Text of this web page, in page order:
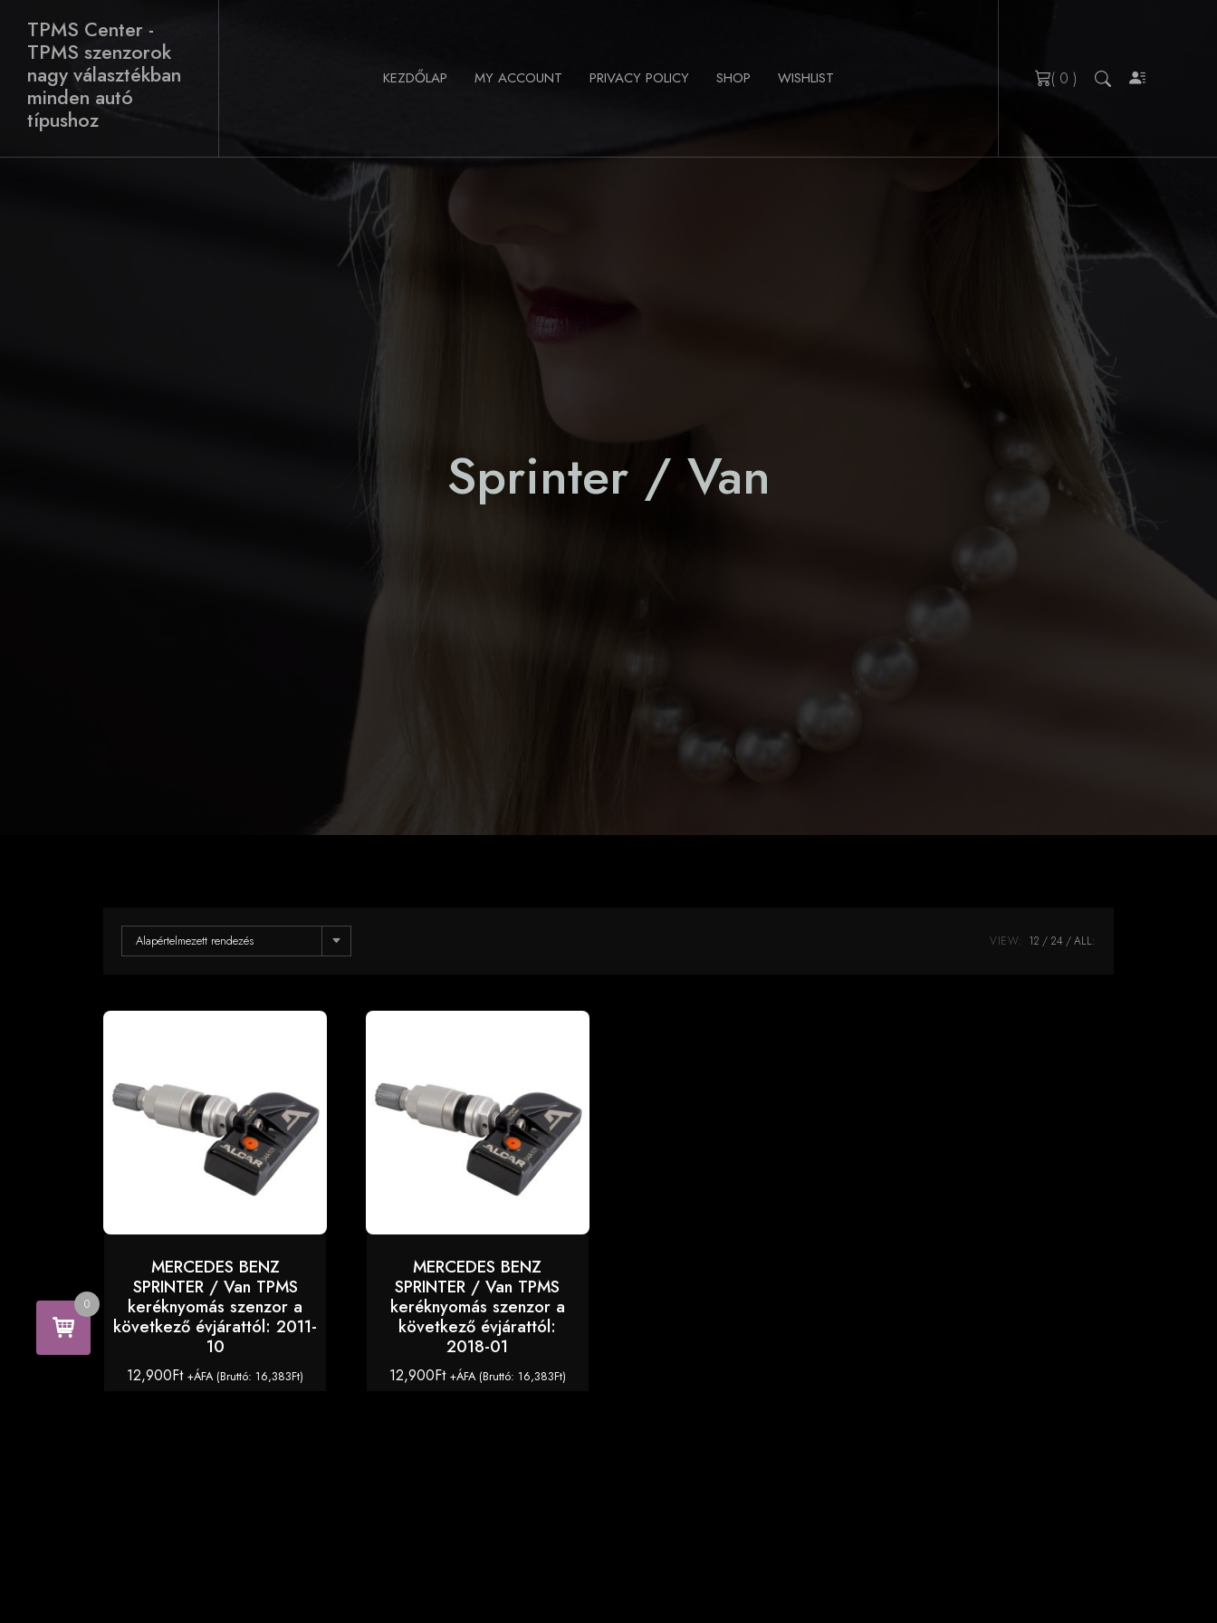
content
TPMS Center -
TPMS szenzorok
nagy választékban
minden autó
típushoz
KEZDŐLAP MY ACCOUNT PRIVACY POLICY SHOP WISHLIST ( 0 )
Sprinter / Van
Alapértelmezett rendezés VIEW: 12 24 ALL:
MERCEDES BENZ
SPRINTER / Van TPMS
keréknyomás szenzor a
következő évjárattól: 2011-
10
12,900Ft +ÁFA (Bruttó: 16,383Ft)
MERCEDES BENZ
SPRINTER / Van TPMS
keréknyomás szenzor a
következő évjárattól:
2018-01
12,900Ft +ÁFA (Bruttó: 16,383Ft)
0